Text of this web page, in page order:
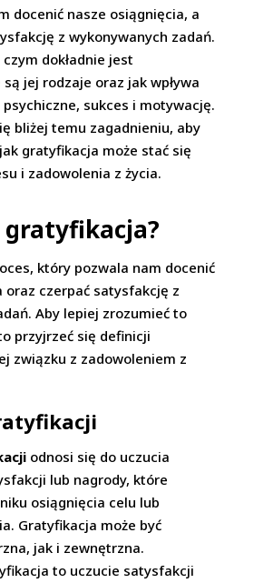
docenić nasze osiągnięcia, a
z wykonywanych zadań.
dokładnie jest
jej rodzaje oraz jak wpływa
sukces i motywację.
bliżej temu zagadnieniu, aby
gratyfikacja może stać się
i zadowolenia z życia.
gratyfikacja?
który pozwala nam docenić
oraz czerpać satysfakcję z
Aby lepiej zrozumieć to
przyjrzeć się definicji
związku z zadowoleniem z
odnosi się do uczucia
lub nagrody, które
osiągnięcia celu lub
Gratyfikacja może być
jak i zewnętrzna.
to uczucie satysfakcji